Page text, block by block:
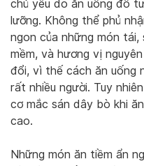
chủ yếu do ăn uống đồ
lưỡng. Không thể phủ
ngon của những món
mềm, và hương vị
đổi, vì thế cách ăn uống
rất nhiều người. Tuy
cơ mắc sán dây bò khi
cao.
Những món ăn tiềm ẩn